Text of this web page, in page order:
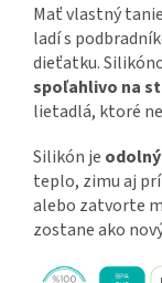
Mať vlastný
ladí s
dieťatku.
spoľahlivo na
lietadlá, ktoré
Silikón je
teplo, zimu aj
alebo zatvorte
zostane ako